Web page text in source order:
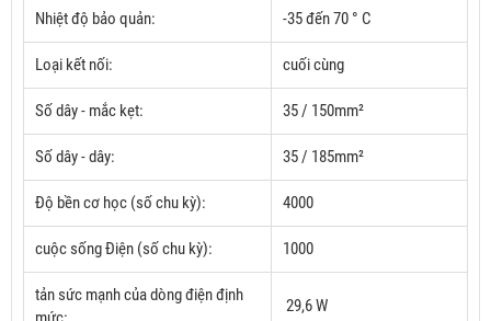
Nhiệt độ bảo quản: -35 đến 70 ° C
Loại kết nối: cuối cùng
Số dây - mắc kẹt: 35 / 150mm²
Số dây - dây: 35 / 185mm²
Độ bền cơ học (số chu kỳ): 4000
cuộc sống Điện (số chu kỳ): 1000
tản sức mạnh của dòng điện định
29,6 W